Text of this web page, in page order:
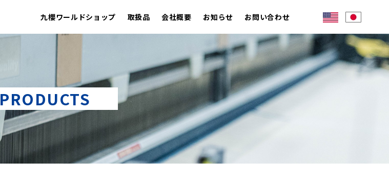
九櫻ワールドショップ 取扱品 会社概要 お知らせ お問い合わせ
PRODUCTS